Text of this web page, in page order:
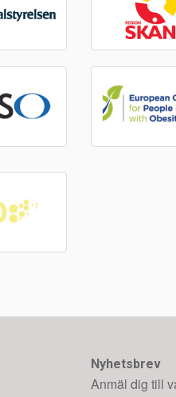
Nyhetsbrev
Anmäl dig till